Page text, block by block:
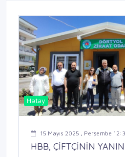
Hatay
15 Mayıs 2025 , Perşembe
HBB, ÇİFTÇİNİN